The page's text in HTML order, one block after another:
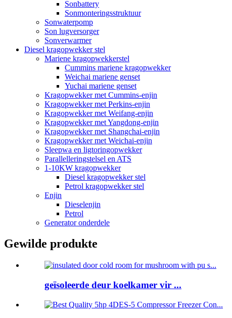
Sonbattery
Sonmonteringsstruktuur
Sonwaterpomp
Son lugversorger
Sonverwarmer
Diesel kragopwekker stel
Mariene kragopwekkerstel
Cummins mariene kragopwekker
Weichai mariene genset
Yuchai mariene genset
Kragopwekker met Cummins-enjin
Kragopwekker met Perkins-enjin
Kragopwekker met Weifang-enjin
Kragopwekker met Yangdong-enjin
Kragopwekker met Shangchai-enjin
Kragopwekker met Weichai-enjin
Sleepwa en ligtoringopwekker
Parallelleringstelsel en ATS
1-10KW kragopwekker
Diesel kragopwekker stel
Petrol kragopwekker stel
Enjin
Dieselenjin
Petrol
Generator onderdele
Gewilde produkte
geïsoleerde deur koelkamer vir ...